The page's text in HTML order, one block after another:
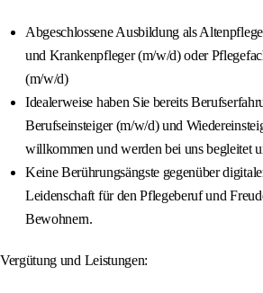
Abgeschlossene Ausbildung als
und Krankenpfleger (m/w/d) oder
(m/w/d)
Idealerweise haben Sie bereits
Berufseinsteiger (m/w/d) und
willkommen und werden bei uns begleitet
Keine Berührungsängste gegenüber
Leidenschaft für den Pflegeberuf und
Bewohnern.
Vergütung und Leistungen: